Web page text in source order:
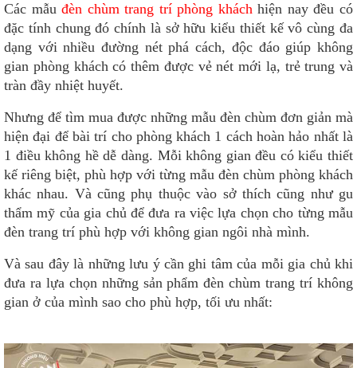
Các mẫu đèn chùm trang trí phòng kháchhiện nay đều có
đặc tính chung đó chính là sở hữu kiểu thiết kế vô cùng đa
dạng với nhiều đường nét phá cách, độc đáo giúp không
gian phòng khách có thêm được vẻ nét mới lạ, trẻ trung và
tràn đầy nhiệt huyết.
Nhưng để tìm mua được những mẫu đèn chùm đơn giản mà
hiện đại để bài trí cho phòng khách 1 cách hoàn hảo nhất là
1 điều không hề dễ dàng. Mỗi không gian đều có kiểu thiết
kế riêng biệt, phù hợp với từng mẫu đèn chùm phòng khách
khác nhau. Và cũng phụ thuộc vào sở thích cũng như gu
thẩm mỹ của gia chủ để đưa ra việc lựa chọn cho từng mẫu
đèn trang trí phù hợp với không gian ngôi nhà mình.
Và sau đây là những lưu ý cần ghi tâm của mỗi gia chủ khi
đưa ra lựa chọn những sản phẩm đèn chùm trang trí không
gian ở của mình sao cho phù hợp, tối ưu nhất: